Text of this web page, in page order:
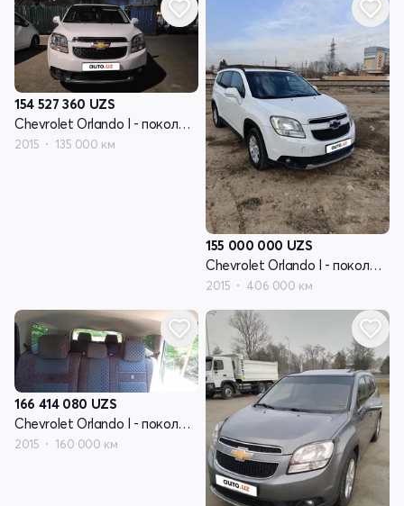
154 527 360 UZS
Chevrolet Orlando I - поколение
2015 135 000 км
155 000 000 UZS
Chevrolet Orlando I - поколение
2015 406 000 км
166 414 080 UZS
Chevrolet Orlando I - поколение
2015 160 000 км